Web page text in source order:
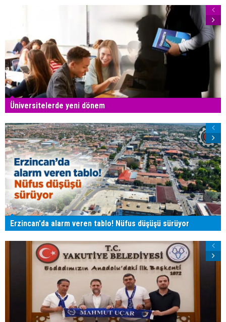
Üniversitelerde yeni dönem
Erzincan'da alarm veren tablo! Nüfus düşüşü sürüyor